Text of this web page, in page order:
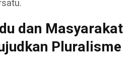
dan Masyarakat
Pluralisme